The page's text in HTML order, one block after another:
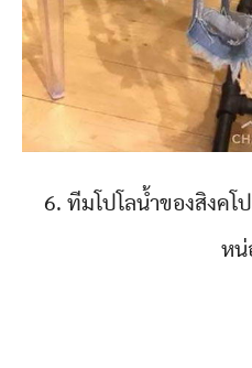
6. ทีมโปโลน้ำของสิงค
หน่